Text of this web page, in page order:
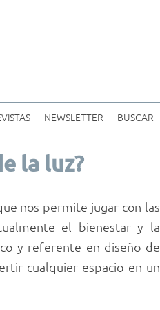
NEWSLETTER BUSCAR
la luz?
nos permite jugar con las
el bienestar y la
y referente en diseño de
cualquier espacio en un